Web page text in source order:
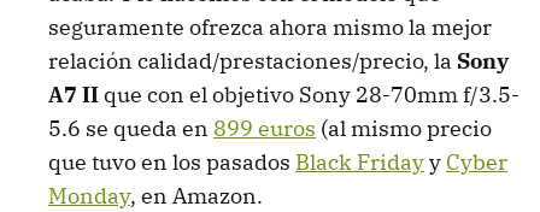
seguramente ofrezca ahora mismo la mejor
relación calidad/prestaciones/precio, la Sony
A7 II que con el objetivo Sony 28-70mm f/3.5-
5.6 se queda en 899 euros (al mismo precio
que tuvo en los pasados Black Fridayy Cyber
Monday, en Amazon.